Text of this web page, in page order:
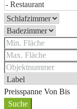
Preisspanne Von Bis
Suche